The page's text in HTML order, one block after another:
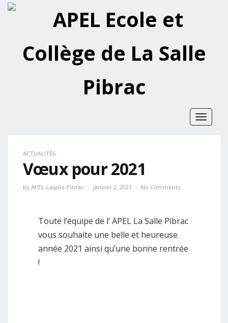
Toggle
ACTUALITÉS
Vœux pour 2021
by APEL-Lasalle-Pibrac janvier 2, 2021 No Comments
Toute l’équipe de l’ APEL La Salle Pibrac
vous souhaite une belle et heureuse
année 2021 ainsi qu’une bonne rentrée
!